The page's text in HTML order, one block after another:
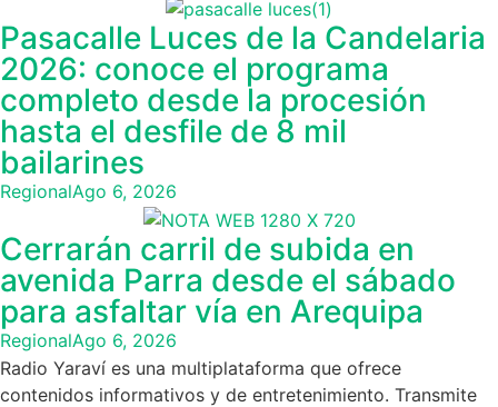
Pasacalle Luces de la Candelaria
2026: conoce el programa
completo desde la procesión
hasta el desfile de 8 mil
bailarines
RegionalAgo 6, 2026
Cerrarán carril de subida en
avenida Parra desde el sábado
para asfaltar vía en Arequipa
RegionalAgo 6, 2026
Radio Yaraví es una multiplataforma que ofrece
contenidos informativos y de entretenimiento. Transmite